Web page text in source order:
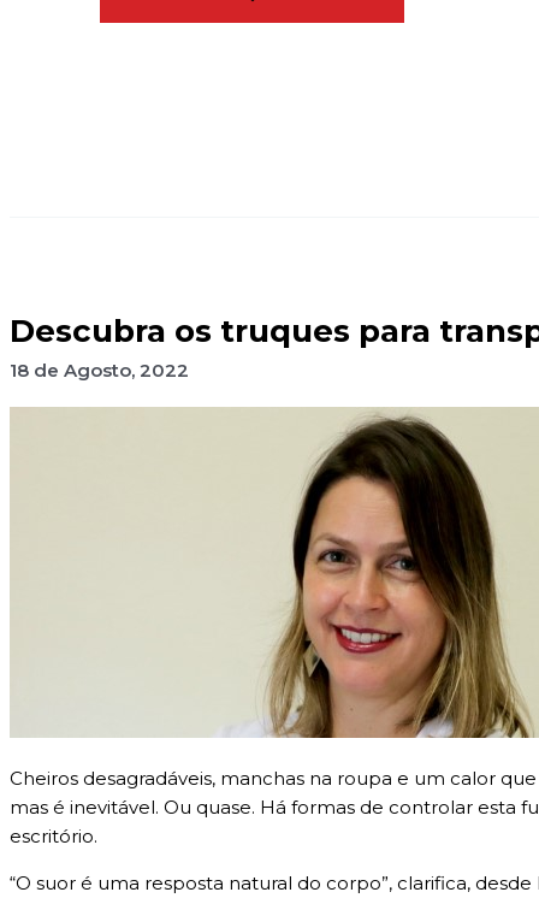
Descubra os truques para
18 de Agosto, 2022
Cheiros desagradáveis, manchas na roupa e um calor
mas é inevitável. Ou quase. Há formas de controlar esta
escritório.
“O suor é uma resposta natural do corpo”, clarifica,